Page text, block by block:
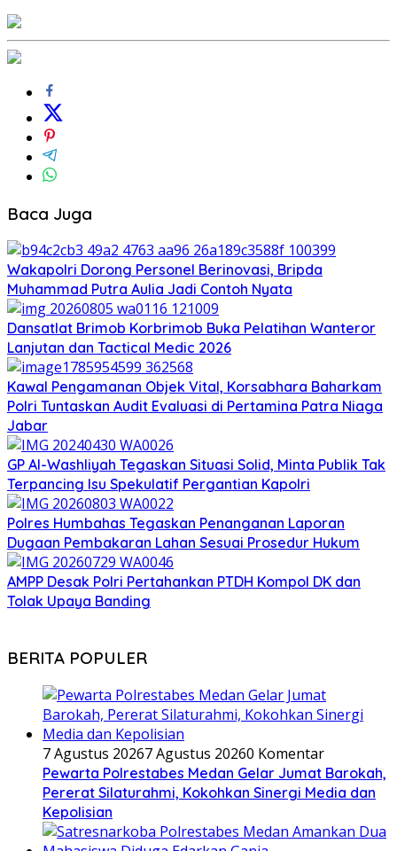
Baca Juga
Wakapolri Dorong Personel Berinovasi, Bripda
Muhammad Putra Aulia Jadi Contoh Nyata
Dansatlat Brimob Korbrimob Buka Pelatihan Wanteror
Lanjutan dan Tactical Medic 2026
Kawal Pengamanan Objek Vital, Korsabhara Baharkam
Polri Tuntaskan Audit Evaluasi di Pertamina Patra Niaga
Jabar
GP Al-Washliyah Tegaskan Situasi Solid, Minta Publik Tak
Terpancing Isu Spekulatif Pergantian Kapolri
Polres Humbahas Tegaskan Penanganan Laporan
Dugaan Pembakaran Lahan Sesuai Prosedur Hukum
AMPP Desak Polri Pertahankan PTDH Kompol DK dan
Tolak Upaya Banding
BERITA POPULER
7 Agustus 20267 Agustus 20260 Komentar
Pewarta Polrestabes Medan Gelar Jumat Barokah,
Pererat Silaturahmi, Kokohkan Sinergi Media dan
Kepolisian